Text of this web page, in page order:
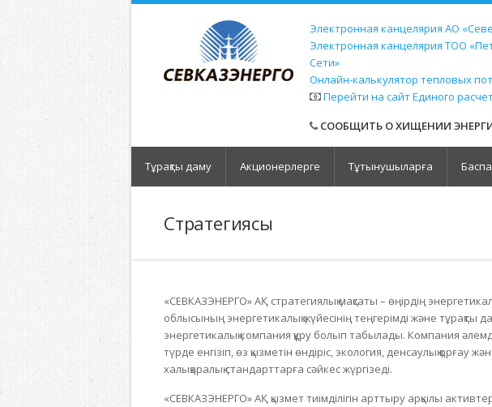
Электронная канцелярия АО
Электронная канцелярия ТОО
Сети»
Онлайн-калькулятор тепловых
Перейти на сайт Единого
СООБЩИТЬ О ХИЩЕНИИ
Тұрақты даму Акционерлерге Тұтынушыларға
Стратегиясы
«СЕВКАЗЭНЕРГО» АҚ стратегиялық мақсаты – өңірдің
облысының энергетикалық жүйесінің теңгерімді және тұрақты
энергетикалық компания құру болып табылады. Компания
түрде енгізіп, өз қызметін өндіріс, экология, денсаулық қорғау
халықаралық стандарттарға сәйкес жүргізеді.
«СЕВКАЗЭНЕРГО» АҚ қызмет тиімділігін арттыру арқылы